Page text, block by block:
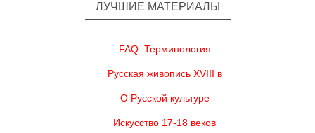
ЛУЧШИЕ МАТЕРИАЛЫ
FAQ. Терминология
Русская живопись XVIII в
О Русской культуре
Искусство 17-18 веков